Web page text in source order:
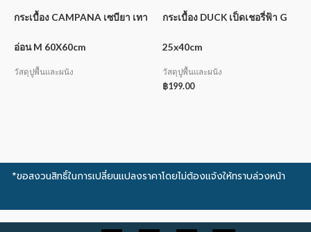
กระเบื้อง CAMPANA เซบียา เทา
อ่อน M 60X60cm
วัสดุปูพื้นและผนัง
กระเบื้อง DUCK เป็ดเชอรี่ฟ้า G
25x40cm
วัสดุปูพื้นและผนัง
฿199.00
*ขอสงวนสิทธิ์ในการเปลี่ยนแปลงราคาโดยไม่ต้องแจ้งให้ทราบล่วงหน้า